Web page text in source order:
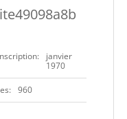
janvier
1970
960